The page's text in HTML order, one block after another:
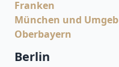
Franken
München und
Oberbayern
Berlin